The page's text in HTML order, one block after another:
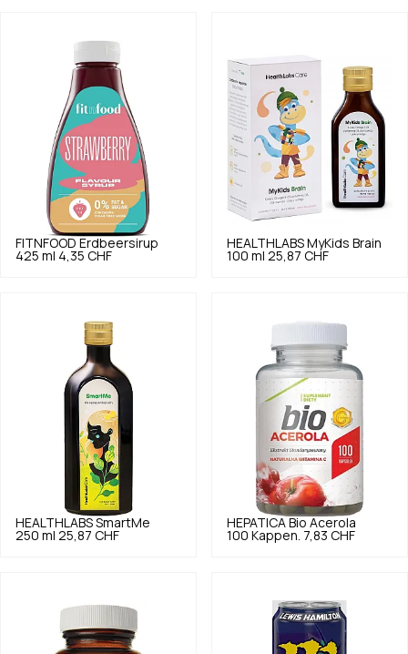
FITNFOOD Erdbeersirup
425 ml 4,35 CHF
HEALTHLABS MyKids Brain
100 ml 25,87 CHF
HEALTHLABS SmartMe
250 ml 25,87 CHF
HEPATICA Bio Acerola
100 Kappen. 7,83 CHF